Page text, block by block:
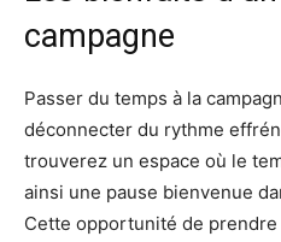
campagne
Passer du temps à la
déconnecter du rythme
trouverez un espace où le
ainsi une pause bienvenue
Cette opportunité de